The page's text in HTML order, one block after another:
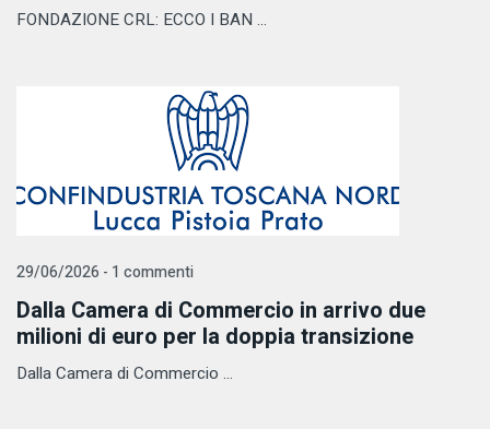
FONDAZIONE CRL: ECCO I BAN ...
29/06/2026 - 1 commenti
Dalla Camera di Commercio in arrivo due
milioni di euro per la doppia transizione
Dalla Camera di Commercio ...